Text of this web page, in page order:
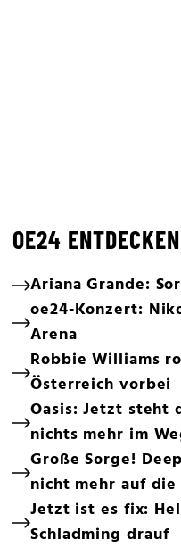
OE24 ENTDECKEN
Ariana Grande:
oe24-Konzert:
Arena
Robbie Williams
Österreich vorbei
Oasis: Jetzt steht
nichts mehr im
Große Sorge!
nicht mehr auf die
Jetzt ist es fix:
Schladming drauf